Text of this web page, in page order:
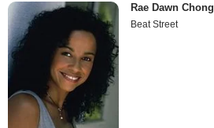
Rae Dawn Chong
Beat Street